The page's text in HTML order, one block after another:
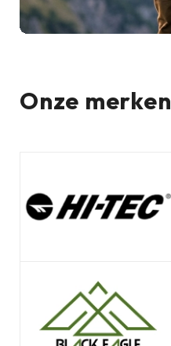
Onze merken